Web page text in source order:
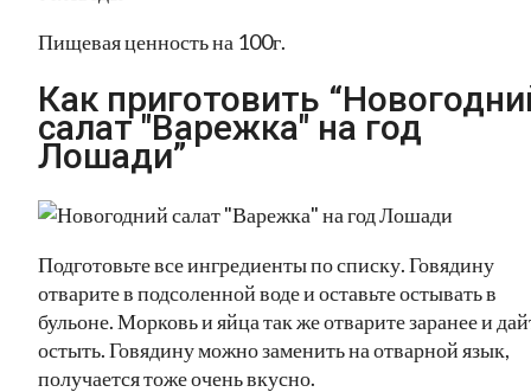
Пищевая ценность на 100г.
Как приготовить
салат "Варежка" на год
Лошади”
Подготовьте все ингредиенты по списку. Говядину
отварите в подсоленной воде и оставьте остывать в
бульоне. Морковь и яйца так же отварите заранее и
остыть. Говядину можно заменить на отварной язык,
получается тоже очень вкусно.